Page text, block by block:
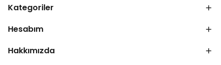
Kategoriler
Hesabım
Hakkımızda